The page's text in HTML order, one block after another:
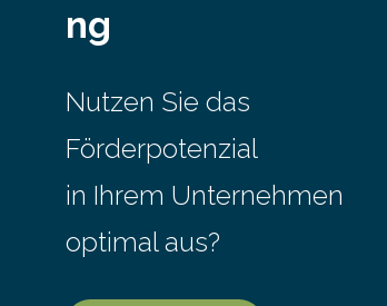
ng
Nutzen Sie das
Förderpotenzial
in Ihrem Unternehmen
optimal aus?